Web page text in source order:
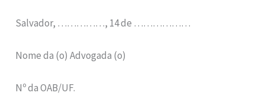
Salvador, ……………, 14 de ………………
Nome da (o) Advogada (o)
Nº da OAB/UF.